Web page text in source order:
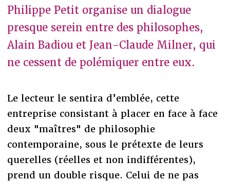
Philippe Petit organise un dialogue
presque serein entre des philosophes,
Alain Badiou et Jean-Claude Milner, qui
ne cessent de polémiquer entre eux.
Le lecteur le sentira d’emblée, cette
entreprise consistant à placer en face à face
deux "maîtres" de philosophie
contemporaine, sous le prétexte de leurs
querelles (réelles et non indifférentes),
prend un double risque. Celui de ne pas